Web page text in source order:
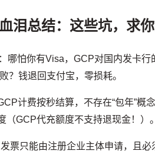
泪总结：这些坑，求
：哪怕你有Visa，GCP对国内发卡
？钱退回支付宝，零损耗。
计费按秒结算，不存在“包年”概
GCP代充额度不支持退现金！）。
票只能由注册企业主体申请，且